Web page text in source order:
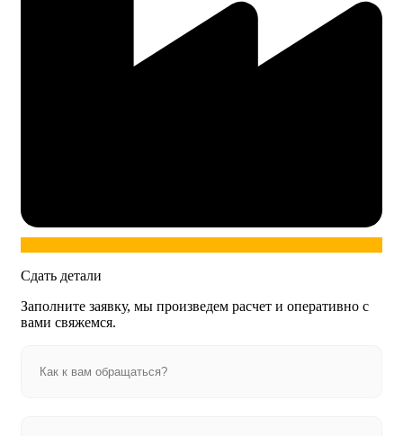
Сдать детали
Заполните заявку, мы произведем расчет и оперативно с
вами свяжемся.